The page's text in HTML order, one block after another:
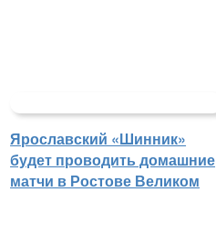
Ярославский «Шинник»
будет проводить домашние
матчи в Ростове Великом